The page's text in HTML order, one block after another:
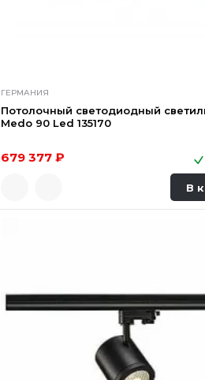
ГЕРМАНИЯ
Потолочный светодиодный
Medo 90 Led 135170
679 377 ₽
В